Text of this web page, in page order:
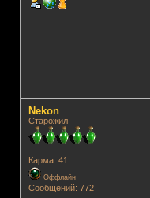
Nekon
Старожил
Карма: 41
Оффлайн
Сообщений: 772